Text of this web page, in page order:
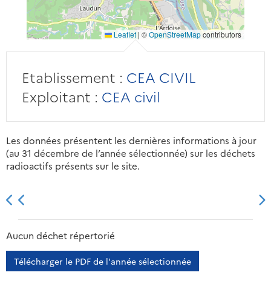
Leaflet | ©OpenStreetMapcontributors
Etablissement : CEA CIVIL
Exploitant : CEA civil
Les données présentent les dernières informations à jour
(au 31 décembre de l’année sélectionnée) sur les déchets
radioactifs présents sur le site.
2013 2014
Aucun déchet répertorié
Télécharger le PDF de l'année sélectionnée